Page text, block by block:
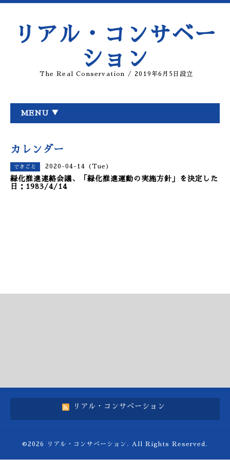
リアル・コンサベー
ション
The Real Conservation / 2019年6月5日設立
MENU ▼
カレンダー
できごと 2020-04-14 (Tue)
緑化推進連絡会議、「緑化推進運動の実施方針」を決定した
日：1983/4/14
リアル・コンサベーション
©2026 リアル・コンサベーション . All Rights Reserved.